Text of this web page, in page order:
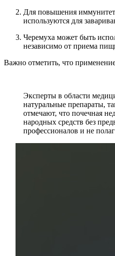
Для повышения
используются для
Черемуха может быть
независимо от приема
Важно отметить, что
Эксперты в области
натуральные препараты,
отмечают, что почечная
народных средств без
профессионалов и не